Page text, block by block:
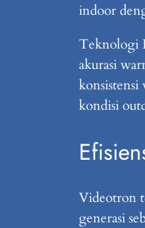
indoor
Teknologi
akurasi
konsistensi
kondisi
Videotron
generasi